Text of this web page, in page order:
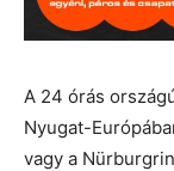
A 24 órás
Nyugat-
vagy a